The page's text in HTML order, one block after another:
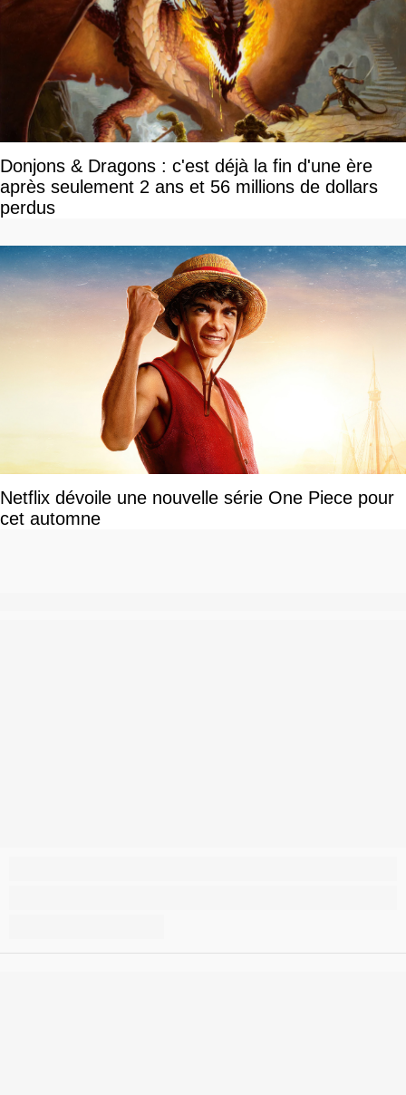
Donjons & Dragons : c'est déjà la fin d'une ère
après seulement 2 ans et 56 millions de dollars
perdus
Netflix dévoile une nouvelle série One Piece pour
cet automne